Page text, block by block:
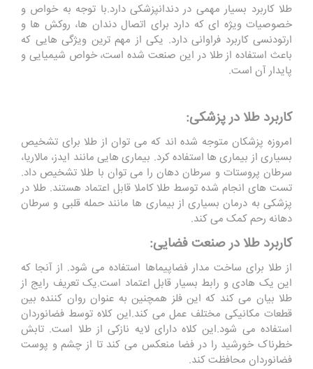
طلا کاربرد بسیار مهمی در دندانپزشکی دارد.با توجه به خواص و
خصوصیات ویژه ای که دارد برای اتصال دندان ها، روکش ها و
ارتودنسی کاربرد فراوانی دارد. یکی از مهم ترین ویژگی هایی که
باعث استفاده از طلا در این صنعت شده است، خواص شیمیایی و
پایدار آن است.
کاربرد طلا در پزشکی:
امروزه پزشکان متوجه شده اند که می توان از طلا برای تشخیص
بسیاری از بیماری ها استفاده کرد. بیماری هایی مانند ایدز، مالاریا،
سرطان پروستات و سرطان دهان را می توان با طلا تشخیص داد.
تست های انجام شده توسط طلا کاملا قابل اعتماد هستند. طلا در
پزشکی به درمان بسیاری از بیماری ها مانند حمله قلبی و سرطان
دهانه رحم کمک می کند.
کاربرد طلا در صنعت فضایی:
از طلا برای ساخت مدار فضاپیماها استفاده می شود. از آنجا که
این یک هادی و رابط بسیار قابل اعتماد است.یک تعریف رایج از
طلا بیان می کند که این فلز همچنین به عنوان روان کننده بین
قطعات مکانیکی مختلف عمل می کند.این کلاه توسط فضانوردان
استفاده می شود.این کلاه دارای لایه نازکی از طلا است. تابش
خطرناک خورشید را در فضا منعکس می کند تا از چشم و پوست
فضانوردان محافظت کند.